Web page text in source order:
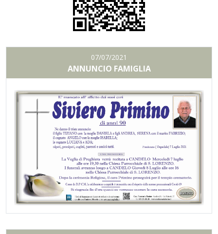
07/07/2021
ANNUNCIO FAMIGLIA